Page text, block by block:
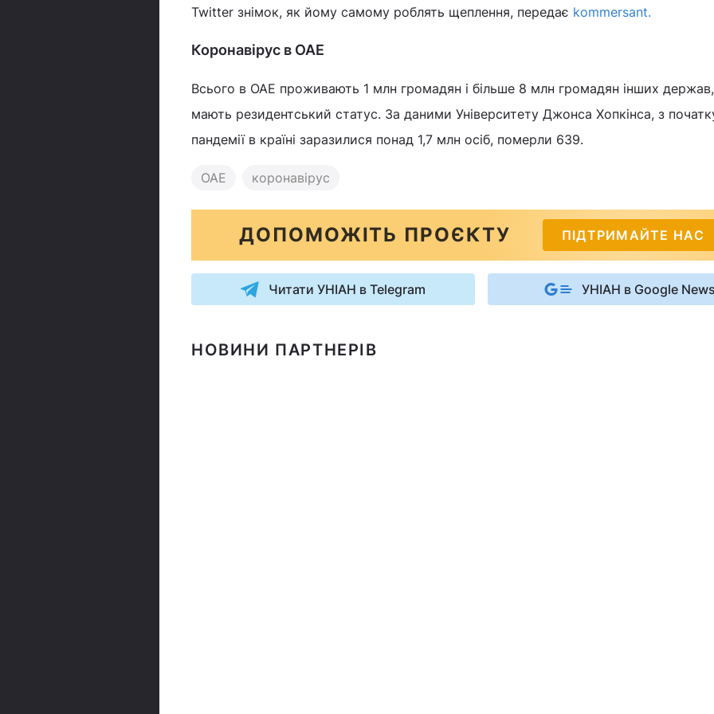
Twitter знімок, як йому самому роблять щеплення, передає kommersant.
Коронавірус в ОАЕ
Всього в ОАЕ проживають 1 млн громадян і більше 8 млн громадян інших
мають резидентський статус. За даними Університету Джонса Хопкінса, з
пандемії в країні заразилися понад 1,7 млн осіб, померли 639.
ОАЕ коронавірус
ДОПОМОЖІТЬ ПРОЄКТУ ПІДТРИМАЙТЕ НАС
Читати УНІАН в Telegram УНІАН в Google
НОВИНИ ПАРТНЕРІВ